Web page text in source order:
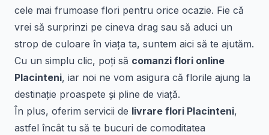
cele mai frumoase flori pentru orice ocazie. Fie că
vrei să surprinzi pe cineva drag sau să aduci un
strop de culoare în viața ta, suntem aici să te ajutăm.
Cu un simplu clic, poți să comanzi flori online
Placinteni, iar noi ne vom asigura că florile ajung la
destinație proaspete și pline de viață.
În plus, oferim servicii de livrare flori Placinteni,
astfel încât tu să te bucuri de comoditatea